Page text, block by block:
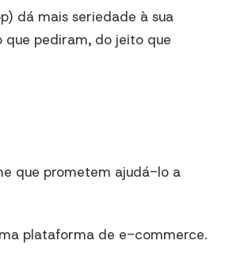
dá mais seriedade à sua
que pediram, do jeito que
que prometem ajudá-lo a
plataforma de e-commerce.